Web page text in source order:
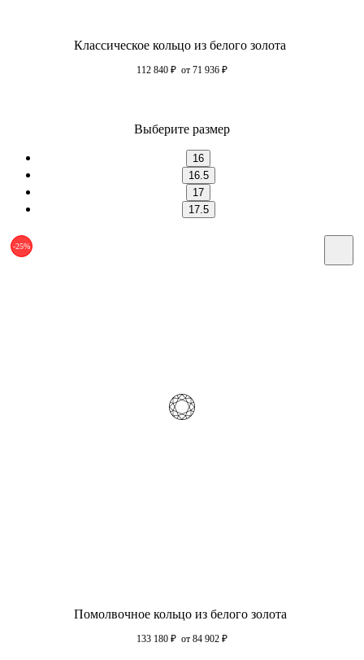
Классическое кольцо из белого золота
112 840 ₽ от 71 936 ₽
Выберите размер
16
16.5
17
17.5
-25%
Помолвочное кольцо из белого золота
133 180 ₽ от 84 902 ₽